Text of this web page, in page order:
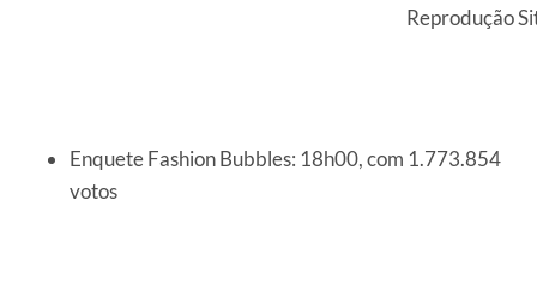
Reprodução
Enquete Fashion Bubbles: 18h00, com 1.773.854
votos